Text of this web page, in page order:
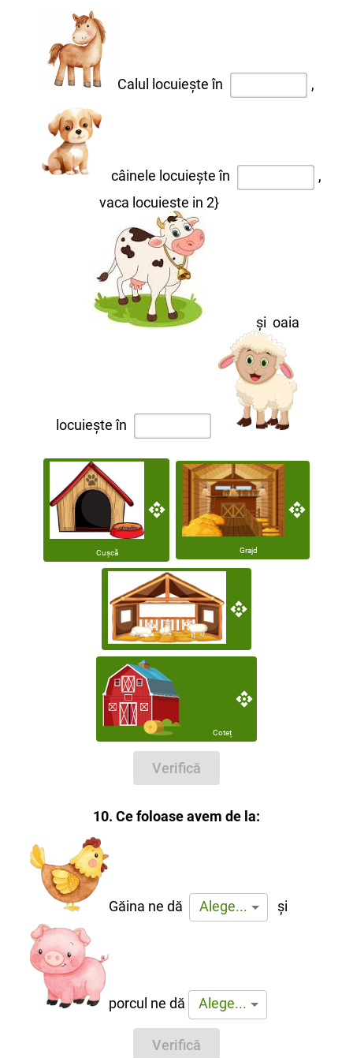
Calul locuiește în ,
câinele locuiește în
,
vaca locuieste in 2}
și oaia
locuiește în
Cușcă Grajd
Coteț
Verifică
10. Ce foloase avem de la:
Găina ne dă Alege... și
porcul ne dă Alege...
Verifică